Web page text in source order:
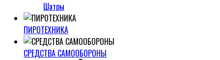
Шатры
ПИРОТЕХНИКА
СРЕДСТВА САМООБОРОНЫ